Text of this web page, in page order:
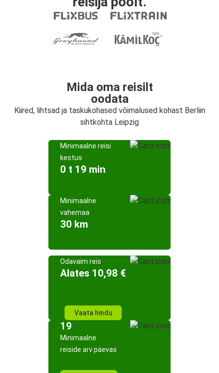
Mida oma reisilt
oodata
Kiired, lihtsad ja taskukohased võimalused kohast Berliin
sihtkohta Leipzig
Minimaalne reisi
kestus
0 t 19 min
Minimaalne
vahemaa
30 km
Odavaim reis
Alates 10,98 €
Vaata hindu
19
Minimaalne
reiside arv päevas